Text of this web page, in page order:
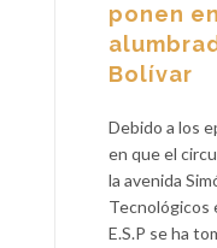
ponen
Bolívar
Debido a los
en que el
la avenida
Tecnológicos
E.S.P se ha